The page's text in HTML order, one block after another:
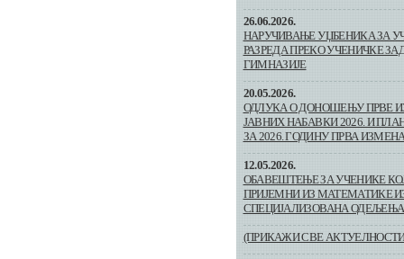
26.06.2026.
НАРУЧИВАЊЕ УЏБЕНИКА ЗА
РАЗРЕДА ПРЕКО УЧЕНИЧКЕ
ГИМНАЗИЈЕ
20.05.2026.
ОДЛУКА О ДОНОШЕЊУ ПРВЕ
ЈАВНИХ НАБАВКИ 2026. И
ЗА 2026. ГОДИНУ ПРВА
12.05.2026.
ОБАВЕШТЕЊЕ ЗА УЧЕНИКЕ
ПРИЈЕМНИ ИЗ МАТЕМАТИКЕ
СПЕЦИЈАЛИЗОВАНА ОДЕЉЕЊА
(ПРИКАЖИ СВЕ